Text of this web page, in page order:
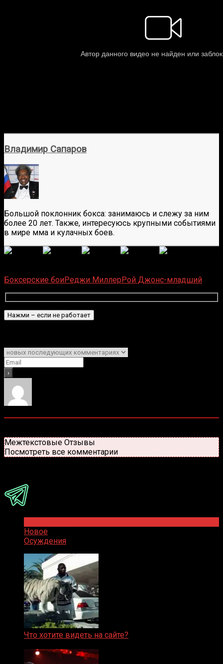
Владимир Сапаров
Большой поклонник бокса: занимаюсь и слежу за ним
более 20 лет. Также, интересуюсь крупными событиями
в мире мма и кулачных боев.
Боксерские боиРеджи МиллерРой Джонс-младший
Межтекстовые Отзывы
Посмотреть все комментарии
Новое
Осуждения
Что хотите видеть на сайте?